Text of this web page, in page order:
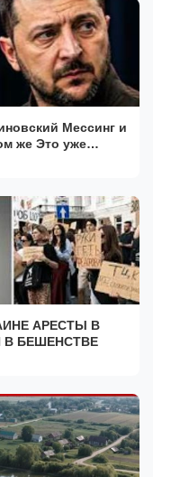
Мессинг и
же Это уже
АРЕСТЫ В
В БЕШЕНСТВЕ